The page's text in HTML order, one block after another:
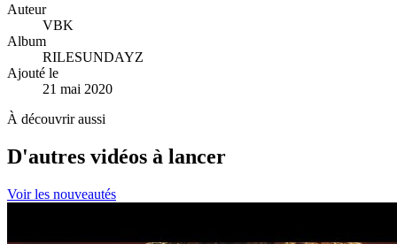
Auteur
VBK
Album
RILESUNDAYZ
Ajouté le
21 mai 2020
À découvrir aussi
D'autres vidéos à lancer
Voir les nouveautés